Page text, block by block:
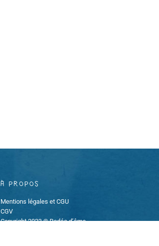
À propos
Mentions légales et CGU
CGV
Copyright 2023 © Rodéo d’âme